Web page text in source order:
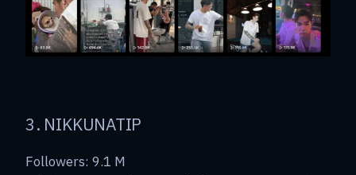
3. NIKKUNATIP
Followers: 9.1 M